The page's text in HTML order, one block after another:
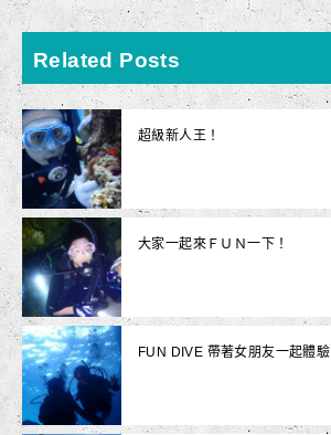
Related Posts
超級新人王！
大家一起來ＦＵＮ一下！
FUN DIVE 帶著女朋友一起體驗